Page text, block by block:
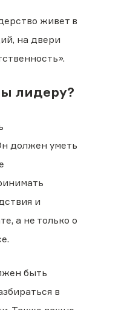
живет в
на двери
лидеру?
должен уметь
и
а не только о
быть
в